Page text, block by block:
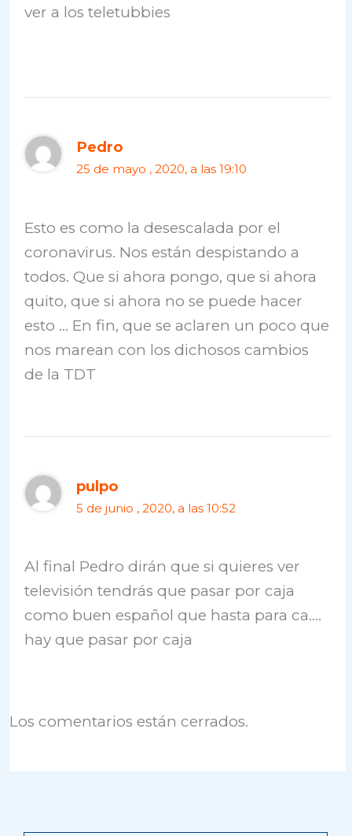
ver a los teletubbies
Pedro
25 de mayo , 2020, a las 19:10
Esto es como la desescalada por el
coronavirus. Nos están despistando a
todos. Que si ahora pongo, que si ahora
quito, que si ahora no se puede hacer
esto … En fin, que se aclaren un poco que
nos marean con los dichosos cambios
de la TDT
pulpo
5 de junio , 2020, a las 10:52
Al final Pedro dirán que si quieres ver
televisión tendrás que pasar por caja
como buen español que hasta para ca….
hay que pasar por caja
Los comentarios están cerrados.